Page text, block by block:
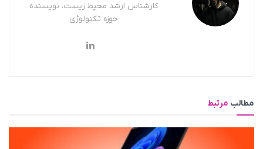
کارشناس ارشد محیط زیست، نویسنده
حوزه تکنولوژی
مطالب مرتبط